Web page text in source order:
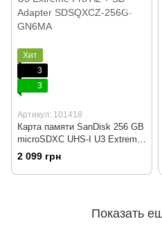
Хит
3
3
Артикул: 101418
Карта памяти SanDisk 256 GB
microSDXC UHS-I U3 Extreme
Pro A2 + SD Adapter
SDSQXCZ-256G-GN6MA
2 099 грн
Показать